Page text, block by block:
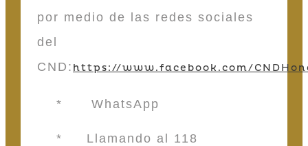
por medio de las redes sociales
del
CND: https://www.facebook.com/
* WhatsApp
* Llamando al 118